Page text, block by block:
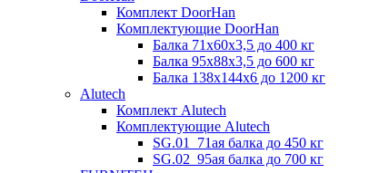
Комплект DoorHan
Комплектующие DoorHan
Балка 71х60х3,5 до 400 кг
Балка 95х88х3,5 до 600 кг
Балка 138х144х6 до 1200 кг
Alutech
Комплект Alutech
Комплектующие Alutech
SG.01_71ая балка до 450 кг
SG.02_95ая балка до 700 кг